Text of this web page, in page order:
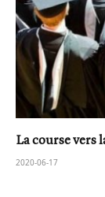
La course vers
2020-06-17